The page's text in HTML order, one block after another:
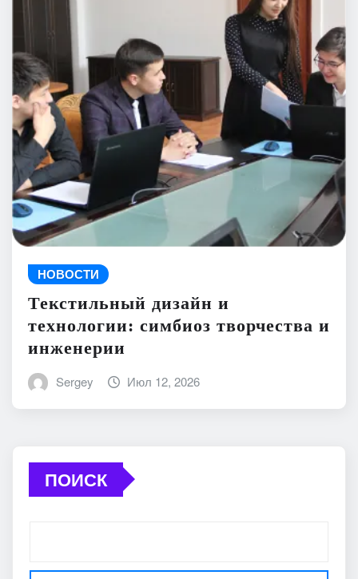
НОВОСТИ
Текстильный дизайн и
технологии: симбиоз творчества и
инженерии
Sergey Июл 12, 2026
ПОИСК